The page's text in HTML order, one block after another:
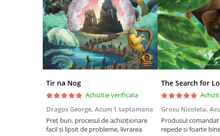
Riftbound singles
Gundam TCG
Puzzle 1000 piese
Accesorii pentru puzzle
Puzzle 3000 piese
Puzzle 2000 piese
Puzzle 1500 piese
Puzzle 20 piese
Tir na Nog
Achizitie verificata
Dragos George, Acum 1 saptamana
Preț bun, procesul de achiziționare
facil și lipsit de probleme, livrarea
The Search for
Grosu Nicoleta,
Produsul
repede si foarte